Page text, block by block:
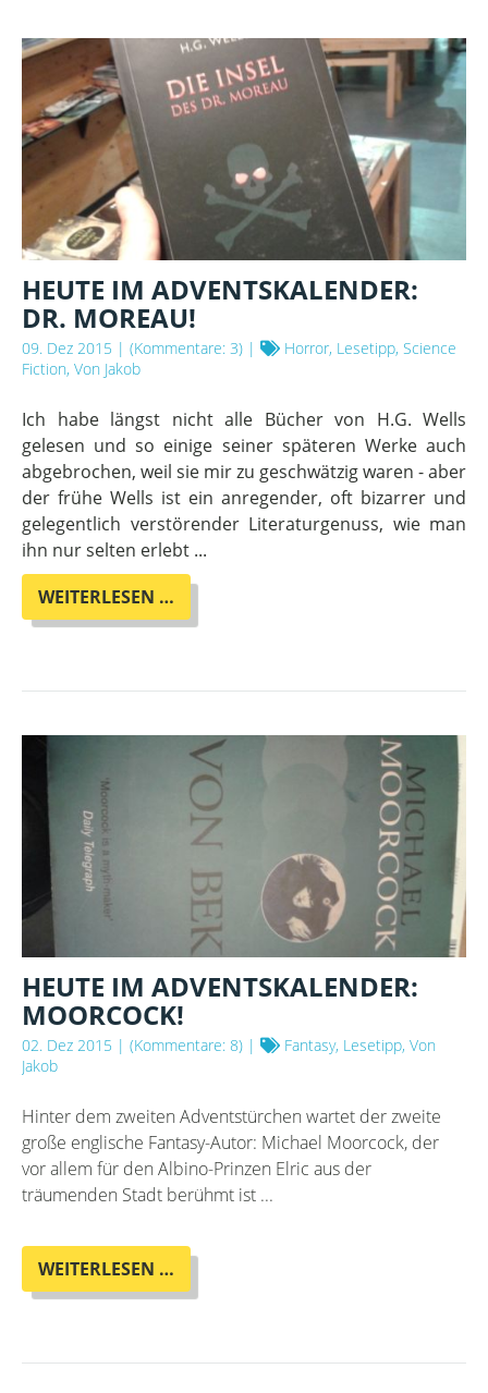
HEUTE IM ADVENTSKALENDER:
DR. MOREAU!
09. Dez 2015 | (Kommentare: 3) |
Horror, Lesetipp, Science
Fiction, Von Jakob
Ich habe längst nicht alle Bücher von H.G. Wells
gelesen und so einige seiner späteren Werke auch
abgebrochen, weil sie mir zu geschwätzig waren - aber
der frühe Wells ist ein anregender, oft bizarrer und
gelegentlich verstörender Literaturgenuss, wie man
ihn nur selten erlebt ...
WEITERLESEN …
IM
MOREAU!
HEUTE IM ADVENTSKALENDER:
MOORCOCK!
02. Dez 2015 | (Kommentare: 8) |
Fantasy, Lesetipp, Von
Jakob
Hinter dem zweiten Adventstürchen wartet der zweite
große englische Fantasy-Autor: Michael Moorcock, der
vor allem für den Albino-Prinzen Elric aus der
träumenden Stadt berühmt ist ...
WEITERLESEN …
IM